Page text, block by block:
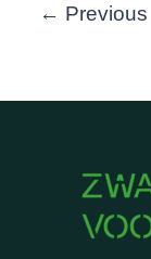
← Previous